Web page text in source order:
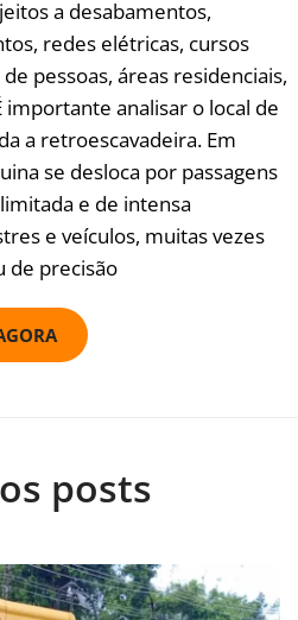
a desabamentos,
redes elétricas, cursos
pessoas, áreas residenciais,
analisar o local de
a retroescavadeira. Em
se desloca por passagens
e de intensa
e veículos, muitas vezes
de precisão
posts